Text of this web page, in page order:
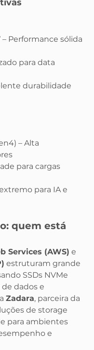
Performance sólida
para data
durabilidade
– Alta
para cargas
para IA e
quem está
Services (AWS) e
estruturam grande
SSDs NVMe
de dados e
Zadara, parceira da
de storage
para ambientes
e